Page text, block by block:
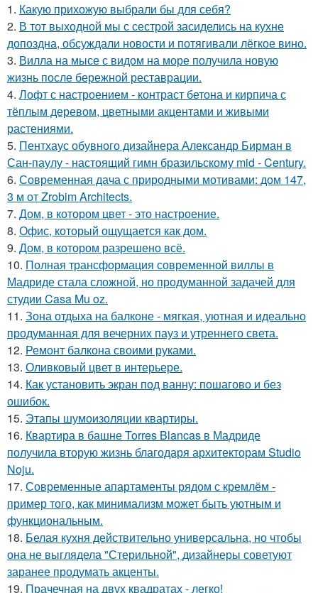
1. Какую прихожую выбрали бы для себя?
2. В тот выходной мы с сестрой засиделись на кухне
допоздна, обсуждали новости и потягивали лёгкое вино.
3. Вилла на мысе с видом на море получила новую
жизнь после бережной реставрации.
4. Лофт с настроением - контраст бетона и кирпича с
тёплым деревом, цветными акцентами и живыми
растениями.
5. Пентхаус обувного дизайнера Александр Бирман в
Сан-паулу - настоящий гимн бразильскому mid - Century.
6. Современная дача с природными мотивами: дом 147,
3 м от Zrobim Architects.
7. Дом, в котором цвет - это настроение.
8. Офис, который ощущается как дом.
9. Дом, в котором разрешено всё.
10. Полная трансформация современной виллы в
Мадриде стала сложной, но продуманной задачей для
студии Casa Mu oz.
11. Зона отдыха на балконе - мягкая, уютная и идеально
продуманная для вечерних пауз и утреннего света.
12. Ремонт балкона своими руками.
13. Оливковый цвет в интерьере.
14. Как установить экран под ванну: пошагово и без
ошибок.
15. Этапы шумоизоляции квартиры.
16. Квартира в башне Torres Blancas в Мадриде
получила вторую жизнь благодаря архитекторам Studio
Noju.
17. Современные апартаменты рядом с кремлём -
пример того, как минимализм может быть уютным и
функциональным.
18. Белая кухня действительно универсальна, но чтобы
она не выглядела "Стерильной", дизайнеры советуют
заранее продумать акценты.
19. Прачечная на двух квадратах - легко!